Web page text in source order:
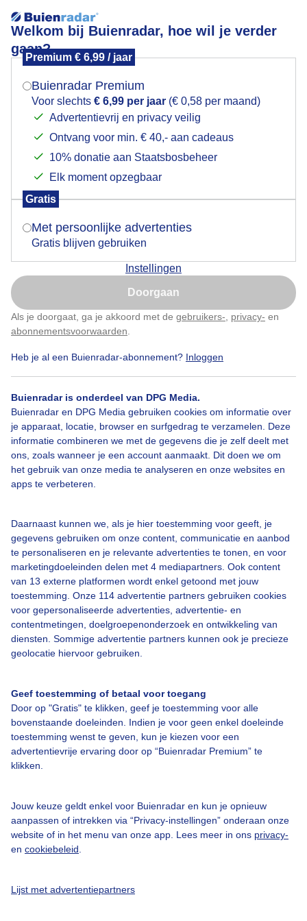
Welkom bij Buienradar, hoe wil je verder
gaan?
Premium € 6,99 / jaar
Buienradar Premium
Voor slechts € 6,99 per jaar (€ 0,58 per maand)
Advertentievrij en privacy veilig
Ontvang voor min. € 40,- aan cadeaus
10% donatie aan Staatsbosbeheer
Elk moment opzegbaar
Gratis
Met persoonlijke advertenties
Gratis blijven gebruiken
Instellingen
Doorgaan
Als je doorgaat, ga je akkoord met de gebruikers- privacy- en
abonnementsvoorwaarden
Heb je al een Buienradar-abonnement? Inloggen
Buienradar is onderdeel van DPG Media.
Buienradar en DPG Media gebruiken cookies om informatie over
je apparaat, locatie, browser en surfgedrag te verzamelen. Deze
informatie combineren we met de gegevens die je zelf deelt met
ons, zoals wanneer je een account aanmaakt. Dit doen we om
het gebruik van onze media te analyseren en onze websites en
apps te verbeteren.
Daarnaast kunnen we, als je hier toestemming voor geeft, je
gegevens gebruiken om onze content, communicatie en aanbod
te personaliseren en je relevante advertenties te tonen, en voor
marketingdoeleinden delen met 4 mediapartners. Ook content
van 13 externe platformen wordt enkel getoond met jouw
toestemming. Onze 114 advertentie partners gebruiken cookies
voor gepersonaliseerde advertenties, advertentie- en
contentmetingen, doelgroepenonderzoek en ontwikkeling van
diensten. Sommige advertentie partners kunnen ook je precieze
geolocatie hiervoor gebruiken.
Geef toestemming of betaal voor toegang
Door op "Gratis" te klikken, geef je toestemming voor alle
bovenstaande doeleinden. Indien je voor geen enkel doeleinde
toestemming wenst te geven, kun je kiezen voor een
advertentievrije ervaring door op “Buienradar Premium” te
klikken.
Jouw keuze geldt enkel voor Buienradar en kun je opnieuw
aanpassen of intrekken via “Privacy-instellingen” onderaan onze
website of in het menu van onze app. Lees meer in ons privacy-
en cookiebeleid
Lijst met advertentiepartners
Sluierbewolking
Door: Jolanda Bakker Gemaakt: 21-05-2025, 47x bekeken
Zon
Bekijk slideshow
Over Buienradar
Bedrijfsgegevens
Contact
Toegankelijkheid
Gebruikersvoorwaarden
Adverteren
Privacy beleid
Cookie beleid
Mogen we je locatie gebruiken voor het
Indien je hier nog geen akkoord op hebt gegeven,
verschijnt er zo een pop-up uit je browser waarin
Is goed, toon de popup
Nu niet, misschien later
Klik hierom dit aan te passen